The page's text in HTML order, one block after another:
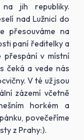
na jih republiky.
nad Lužnicí do
přesouváme na
paní ředitelky a
přespání v místní
čeká a vede nás
V té už jsou
zázemí včetně
horkém a
povečeříme
z Prahy:).